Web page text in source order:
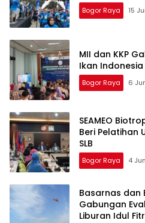
Bogor Raya 15
MII dan KKP
Ikan
Bogor Raya 6
SEAMEO
Beri Pelatihan
SLB
Bogor Raya 4
Basarnas dan
Gabungan
Liburan Idul